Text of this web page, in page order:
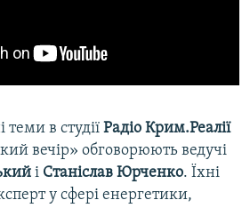
теми в студії Радіо Крим.Реалії
вечір» обговорюють ведучі
і Станіслав Юрченко. Їхні
у сфері енергетики,